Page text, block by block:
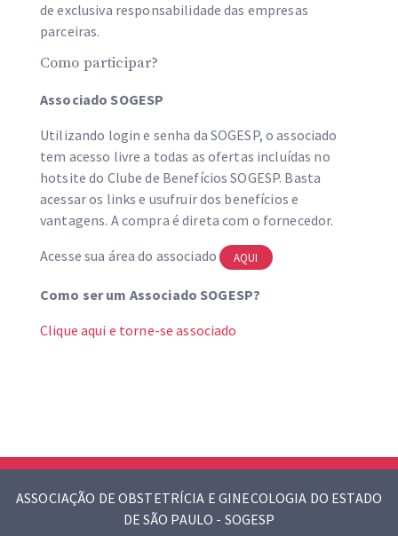
de exclusiva responsabilidade das empresas
parceiras.
Como participar?
Associado SOGESP
Utilizando login e senha da SOGESP, o associado
tem acesso livre a todas as ofertas incluídas no
hotsite do Clube de Benefícios SOGESP. Basta
acessar os links e usufruir dos benefícios e
vantagens. A compra é direta com o fornecedor.
Acesse sua área do associado
AQUI
Como ser um Associado SOGESP?
Clique aqui e torne-se associado
ASSOCIAÇÃO DE OBSTETRÍCIA E GINECOLOGIA DO ESTADO
DE SÃO PAULO - SOGESP